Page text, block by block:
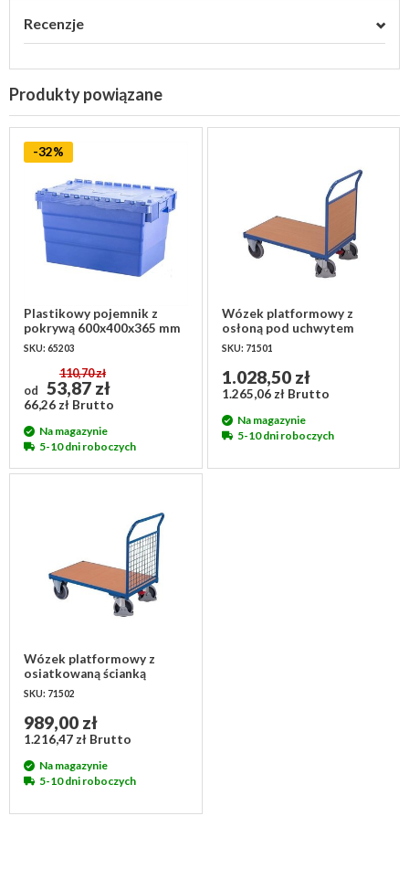
Recenzje
Produkty powiązane
-32%
Plastikowy pojemnik z
pokrywą 600x400x365 mm
SKU: 65203
od
110,70 zł
53,87 zł
66,26 zł Brutto
Na magazynie
5-10 dni roboczych
Wózek platformowy z
osłoną pod uchwytem
970x500x950 mm
SKU: 71501
1.028,50 zł
1.265,06 zł Brutto
Na magazynie
5-10 dni roboczych
Wózek platformowy z
osiatkowaną ścianką
975x500x975 mm
SKU: 71502
989,00 zł
1.216,47 zł Brutto
Na magazynie
5-10 dni roboczych